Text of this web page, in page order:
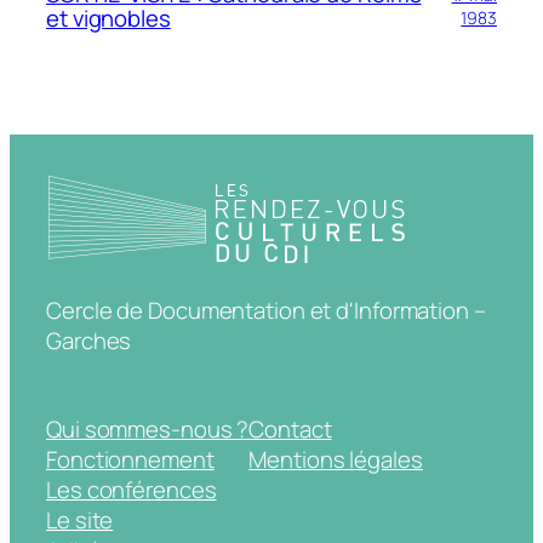
et vignobles
1983
Cercle de Documentation et d'Information –
Garches
Qui sommes-nous ?
Fonctionnement
Les conférences
Le site
Contact
Mentions légales